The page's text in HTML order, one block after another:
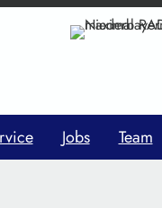
Jobs Team